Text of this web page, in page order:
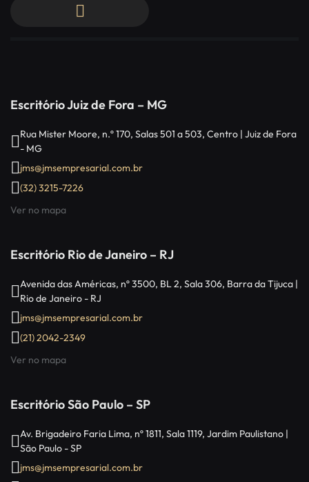
Escritório Juiz de Fora – MG
Rua Mister Moore, n.º 170, Salas 501 a 503, Centro | Juiz de Fora
- MG
jms@jmsempresarial.com.br
(32) 3215-7226
Ver no mapa
Escritório Rio de Janeiro – RJ
Avenida das Américas, nº 3500, BL 2, Sala 306, Barra da Tijuca |
Rio de Janeiro - RJ
jms@jmsempresarial.com.br
(21) 2042-2349
Ver no mapa
Escritório São Paulo – SP
Av. Brigadeiro Faria Lima, nº 1811, Sala 1119, Jardim Paulistano |
São Paulo - SP
jms@jmsempresarial.com.br